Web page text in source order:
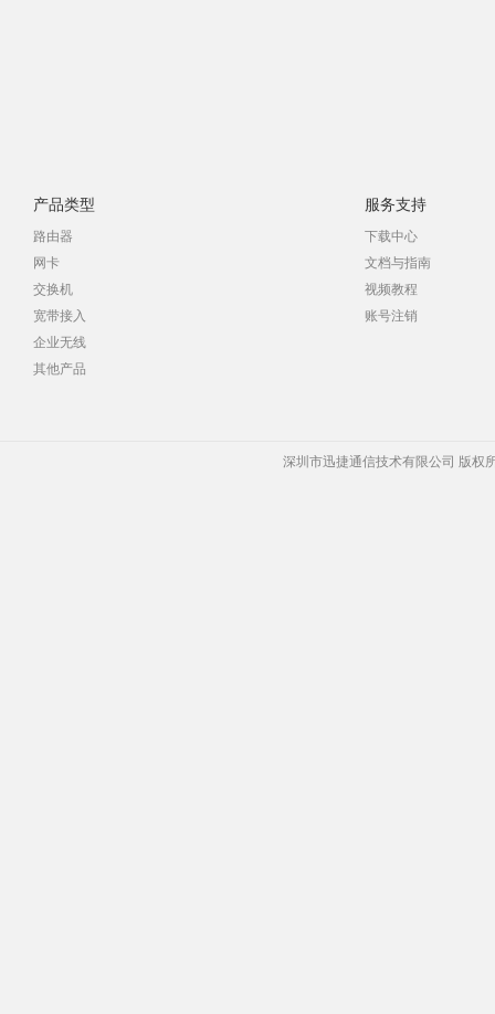
产品类型
路由器
网卡
交换机
宽带接入
企业无线
其他产品
服务支持
下载中心
文档与指南
视频教程
账号注销
深圳市迅捷通信技术有限公司 版权